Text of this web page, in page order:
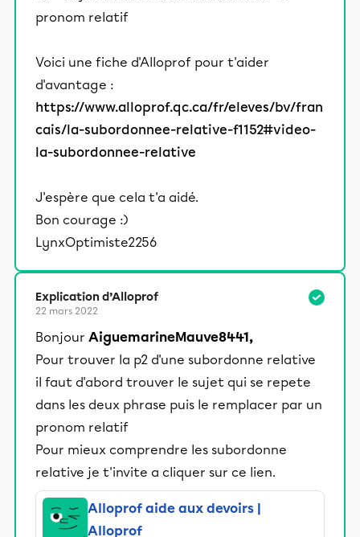
pronom relatif
Voici une fiche d'Alloprof pour t'aider
d'avantage :
https://www.alloprof.qc.ca/fr/eleves/bv/fran
cais/la-subordonnee-relative-f1152#video-
la-subordonnee-relative
J'espère que cela t'a aidé.
Bon courage :)
LynxOptimiste2256
Explication d’Alloprof
22 mars 2022
Bonjour AiguemarineMauve8441,
Pour trouver la p2 d'une subordonne relative
il faut d'abord trouver le sujet qui se repete
dans les deux phrase puis le remplacer par un
pronom relatif
Pour mieux comprendre les subordonne
relative je t'invite a cliquer sur ce lien.
Alloprof aide aux devoirs |
Alloprof